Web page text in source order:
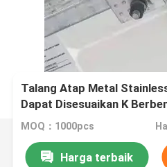
Talang Atap Metal
Dapat Disesuaikan K
MOQ：1000pcs
Harga terbaik